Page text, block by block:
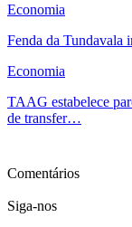
Economia
Fenda da Tundavala
Economia
TAAG estabelece
de transfer…
Comentários
Siga-nos